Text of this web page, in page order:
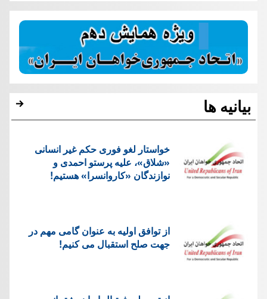
بیانیه ها
خواستار لغو فوری حکم غیر انسانی
«شلاق»، علیه پرستو احمدی و
نوازندگان «کاروانسرا» هستیم!
از توافق اولیه به عنوان گامی مهم در
جهت صلح استقبال می کنیم!